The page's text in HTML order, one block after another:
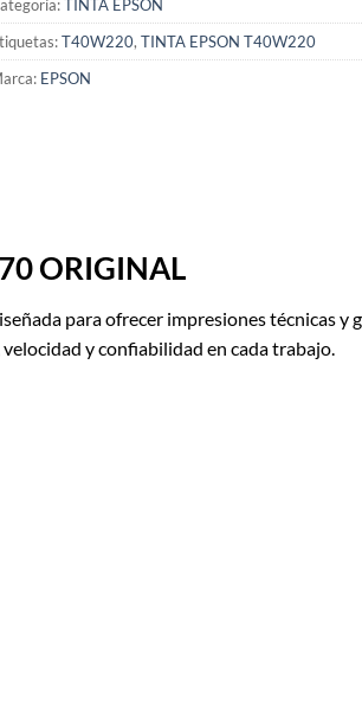
TINTA EPSON
T40W220,TINTA EPSON T40W220
EPSON
ORIGINAL
para ofrecer impresiones técnicas y
y confiabilidad en cada trabajo.